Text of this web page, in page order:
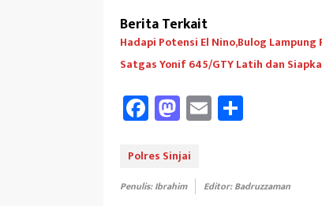
Berita Terkait
Hadapi Potensi El Nino,Bulog
Satgas Yonif 645/GTY Latih dan
Fa
ce
b
oo
M
as
to
d
E
m
Polres Sinjai
Penulis: Ibrahim Editor: Badruzzaman